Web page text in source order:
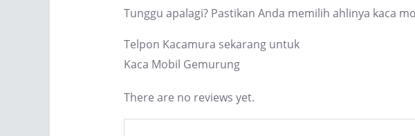
Tunggu apalagi? Pastikan Anda memilih ahlinya kaca
Telpon Kacamura sekarang untuk
Kaca Mobil Gemurung
There are no reviews yet.